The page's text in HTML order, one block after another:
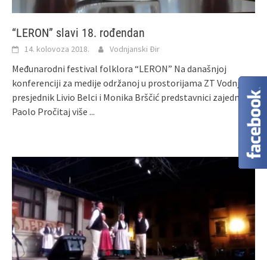
“LERON” slavi 18. rođendan
14. kolovoza 2018. Vodnjanski Đir
Međunarodni festival folklora “LERON” Na današnjoj
konferenciji za medije održanoj u prostorijama ZT Vodnjan,
presjednik Livio Belci i Monika Brščić predstavnici zajednice,
Paolo Pročitaj više ...